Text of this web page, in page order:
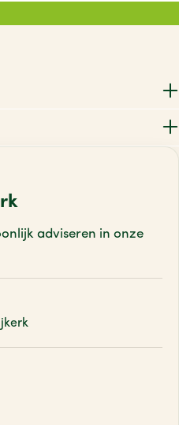
adviseren in onze